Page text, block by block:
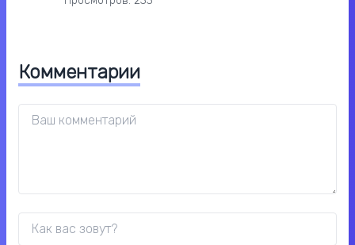
Комментарии